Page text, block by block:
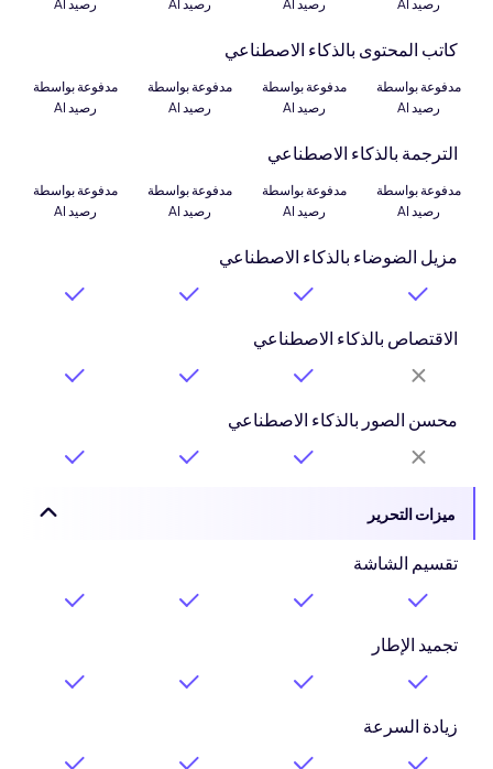
رصيد AI
رصيد AI
رصيد AI
رصيد AI
كاتب المحتوى بالذكاء الاصطناعي
مدفوعة بواسطة
رصيد AI
مدفوعة بواسطة
رصيد AI
مدفوعة بواسطة
رصيد AI
مدفوعة بواسطة
رصيد AI
الترجمة بالذكاء الاصطناعي
مدفوعة بواسطة
رصيد AI
مدفوعة بواسطة
رصيد AI
مدفوعة بواسطة
رصيد AI
مدفوعة بواسطة
رصيد AI
مزيل الضوضاء بالذكاء الاصطناعي
الاقتصاص بالذكاء الاصطناعي
محسن الصور بالذكاء الاصطناعي
ميزات التحرير
تقسيم الشاشة
تجميد الإطار
زيادة السرعة